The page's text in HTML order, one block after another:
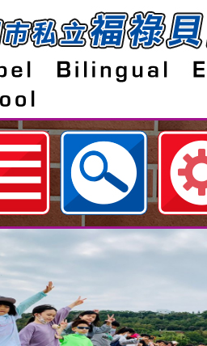
私立福祿貝爾雙